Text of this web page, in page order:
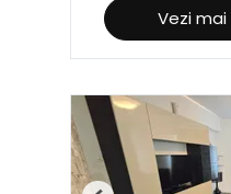
Vezi